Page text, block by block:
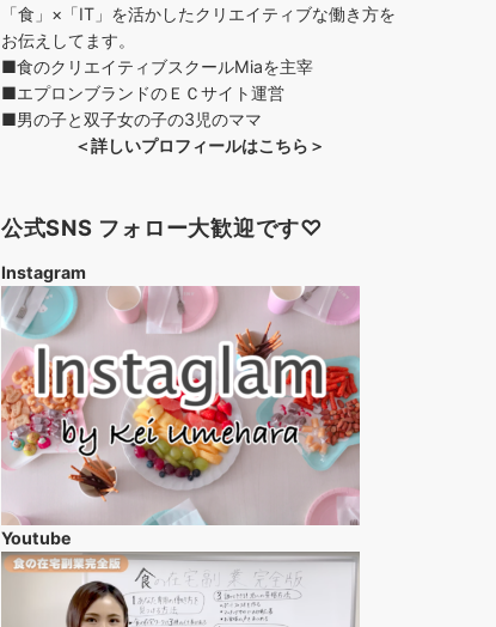
「食」×「IT」を活かしたクリエイティブな働き方を
お伝えしてます。
■食のクリエイティブスクールMiaを主宰
■エプロンブランドのＥＣサイト運営
■男の子と双子女の子の3児のママ
＜詳しいプロフィールはこちら＞
公式SNS フォロー大歓迎です♡
Instagram
Youtube